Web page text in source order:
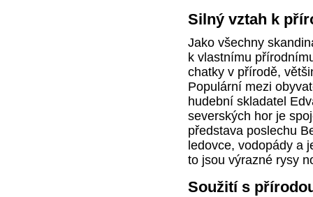
Silný vztah k
Jako všechny
k vlastnímu
chatky v přírodě,
Populární mezi
hudební skladatel
severských hor je
představa poslechu
ledovce, vodopády a
to jsou výrazné rysy
Soužití s